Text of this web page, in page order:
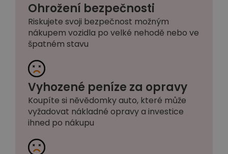
Ohrožení bezpečnosti
Riskujete svoji bezpečnost možným
nákupem vozidla po velké nehodě nebo ve
špatném stavu
Vyhozené peníze za opravy
Koupíte si něvědomky auto, které může
vyžadovat nákladné opravy a investice
ihned po nákupu